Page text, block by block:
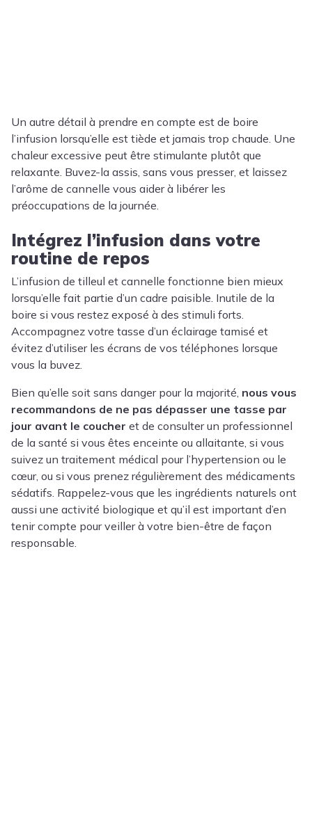
Un autre détail à prendre en compte est de boire
l’infusion lorsqu’elle est tiède et jamais trop chaude. Une
chaleur excessive peut être stimulante plutôt que
relaxante. Buvez-la assis, sans vous presser, et laissez
l’arôme de cannelle vous aider à libérer les
préoccupations de la journée.
Intégrez l’infusion dans votre
routine de repos
L’infusion de tilleul et cannelle fonctionne bien mieux
lorsqu’elle fait partie d’un cadre paisible. Inutile de la
boire si vous restez exposé à des stimuli forts.
Accompagnez votre tasse d’un éclairage tamisé et
évitez d’utiliser les écrans de vos téléphones lorsque
vous la buvez.
Bien qu’elle soit sans danger pour la majorité, nous vous
recommandons de ne pas dépasser une tasse par
jour avant le coucher et de consulter un professionnel
de la santé si vous êtes enceinte ou allaitante, si vous
suivez un traitement médical pour l’hypertension ou le
cœur, ou si vous prenez régulièrement des médicaments
sédatifs. Rappelez-vous que les ingrédients naturels ont
aussi une activité biologique et qu’il est important d’en
tenir compte pour veiller à votre bien-être de façon
responsable.